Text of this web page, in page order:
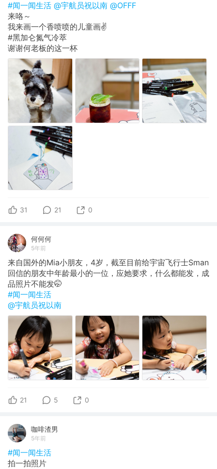
#闻一闻生活 @宇航员祝以南 @OFFF
来咯～
我来画一个香喷喷的儿童画✌️
#黑加仑氮气冷萃
谢谢何老板的这一杯
31 21 0
何何何
5年前
来自国外的Mia小朋友，4岁，截至目前给宇宙飞行士Sman
回信的朋友中年龄最小的一位，应她要求，什么都能发，成
品照片不能发🤭
#闻一闻生活
@宇航员祝以南
21 5 0
咖啡渣男
5年前
#闻一闻生活
拍一拍照片